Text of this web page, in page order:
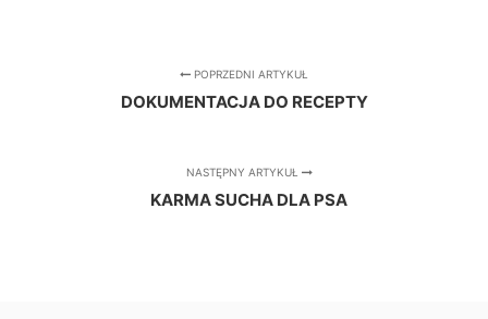
POPRZEDNI ARTYKUŁ
DOKUMENTACJA DO RECEPTY
NASTĘPNY ARTYKUŁ
KARMA SUCHA DLA PSA